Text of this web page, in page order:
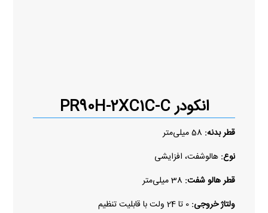
انکودر PR90H-2XC1C-C
قطر بدنه:
نوع: هالوشفت، افزایشی
قطر هالو شفت:
ولتاژ خروجی: 0 تا 24 ولت با قابلیت تنظیم